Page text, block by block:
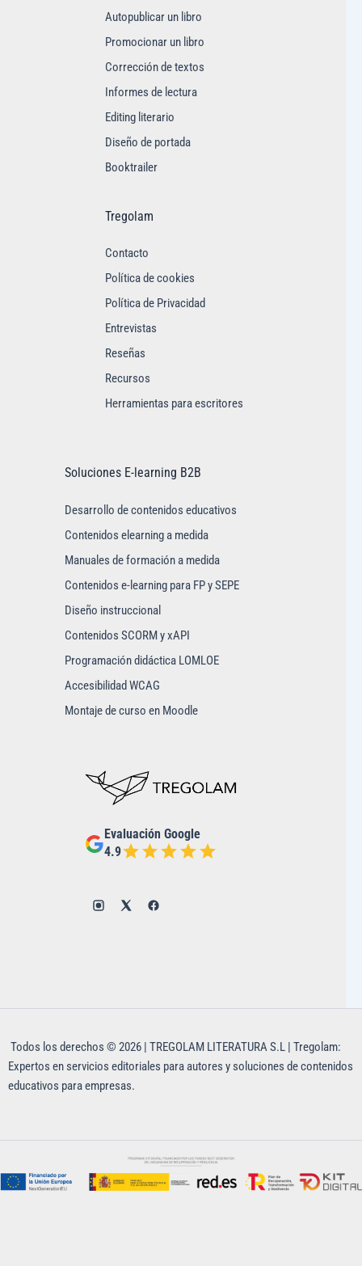
Autopublicar un libro
Promocionar un libro
Corrección de textos
Informes de lectura
Editing literario
Diseño de portada
Booktrailer
Tregolam
Contacto
Política de cookies
Política de Privacidad
Entrevistas
Reseñas
Recursos
Herramientas para escritores
Soluciones E-learning B2B
Desarrollo de contenidos educativos
Contenidos elearning a medida
Manuales de formación a medida
Contenidos e-learning para FP y SEPE
Diseño instruccional
Contenidos SCORM y xAPI
Programación didáctica LOMLOE
Accesibilidad WCAG
Montaje de curso en Moodle
Evaluación Google
4.9
Todos los derechos © 2026 | TREGOLAM LITERATURA S.L | Tregolam:
Expertos en servicios editoriales para autores y soluciones de contenidos
educativos para empresas.